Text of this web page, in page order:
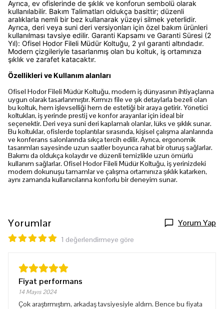
Ayrıca, ev ofislerinde de şıklık ve konforun sembolü olarak
kullanılabilir. Bakım Talimatları oldukça basittir; düzenli
aralıklarla nemli bir bez kullanarak yüzeyi silmek yeterlidir.
Ayrıca, deri veya suni deri versiyonları için özel bakım ürünleri
kullanılması tavsiye edilir. Garanti Kapsamı ve Garanti Süresi (2
Yıl): Ofisel Hodor Fileli Müdür Koltuğu, 2 yıl garanti altındadır.
Modern çizgileriyle tasarlanmış olan bu koltuk, iş ortamınıza
şıklık ve zarafet katacaktır.
Özellikleri ve Kullanım alanları
Ofisel Hodor Fileli Müdür Koltuğu, modern iş dünyasının ihtiyaçlarına
uygun olarak tasarlanmıştır. Kırmızı file ve şık detaylarla bezeli olan
bu koltuk, hem işlevselliği hem de estetiği bir araya getirir. Yönetici
koltukları, iş yerinde prestij ve konfor arayanlar için ideal bir
seçenektir. Deri veya suni deri kaplamalı olanlar, lüks ve şıklık sunar.
Bu koltuklar, ofislerde toplantılar sırasında, kişisel çalışma alanlarında
ve konferans salonlarında sıkça tercih edilir. Ayrıca, ergonomik
tasarımları sayesinde uzun saatler boyunca rahat bir oturuş sağlarlar.
Bakımı da oldukça kolaydır ve düzenli temizlikle uzun ömürlü
kullanım sağlarlar. Ofisel Hodor Fileli Müdür Koltuğu, iş yerinizdeki
modern dokunuşu tamamlar ve çalışma ortamınıza şıklık katarken,
aynı zamanda kullanıcılarına konforlu bir deneyim sunar.
Yorumlar Yorum Yap
1 değerlendirmeye göre
Fiyat performans
14 Mayıs 2024
Çok araştırmıştım, arkadaş tavsiyesiyle aldım. Bence bu fiyata